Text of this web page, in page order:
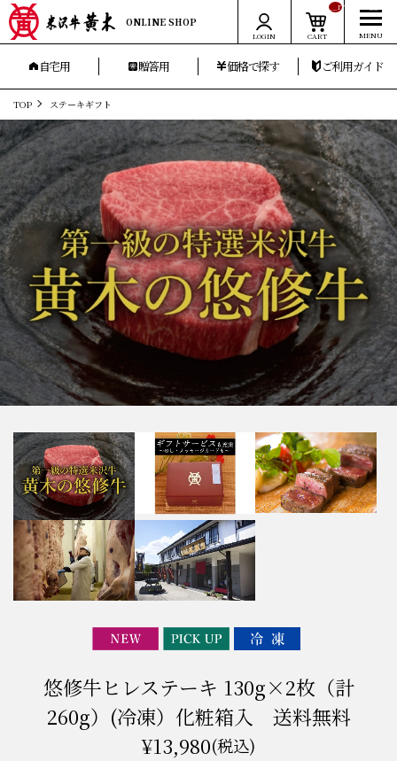
ONLINE SHOP
LOGIN CART
__ITM_CNT__
自宅用 贈答用 価格で探す ご利用ガイド
TOP ステーキギフト
悠修牛ヒレステーキ 130g×2枚（計
260g）(冷凍）化粧箱入 送料無料
¥13,980(税込)